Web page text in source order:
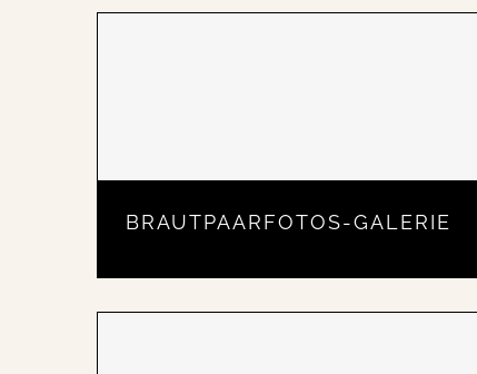
BRAUTPAARFOTOS-GALERIE